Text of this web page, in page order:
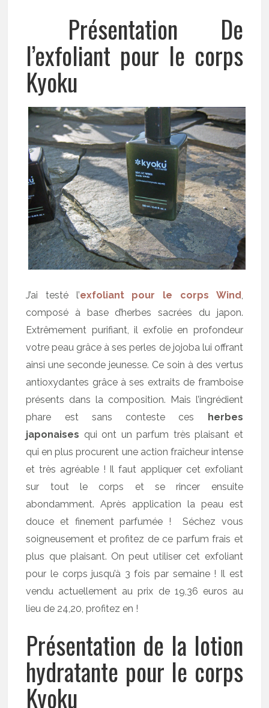
Présentation De
l’exfoliant pour le corps
Kyoku
J’ai testé l’exfoliant pour le corps Wind,
composé à base d’herbes sacrées du japon.
Extrêmement purifiant, il exfolie en profondeur
votre peau grâce à ses perles de jojoba lui offrant
ainsi une seconde jeunesse. Ce soin à des vertus
antioxydantes grâce à ses extraits de framboise
présents dans la composition. Mais l’ingrédient
phare est sans conteste ces herbes
japonaises qui ont un parfum très plaisant et
qui en plus procurent une action fraîcheur intense
et très agréable ! Il faut appliquer cet exfoliant
sur tout le corps et se rincer ensuite
abondamment. Après application la peau est
douce et finement parfumée ! Séchez vous
soigneusement et profitez de ce parfum frais et
plus que plaisant. On peut utiliser cet exfoliant
pour le corps jusqu’à 3 fois par semaine ! Il est
vendu actuellement au prix de 19,36 euros au
lieu de 24,20, profitez en !
Présentation de la lotion
hydratante pour le corps
Kyoku